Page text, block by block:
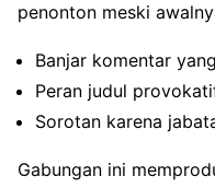
penonton meski
Banjar komentar
Peran judul
Sorotan karena
Gabungan ini